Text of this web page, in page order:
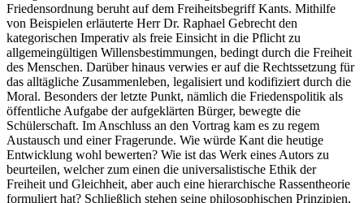
Friedensordnung beruht auf dem Freiheitsbegriff Kants. Mithilfe
von Beispielen erläuterte Herr Dr. Raphael Gebrecht den
kategorischen Imperativ als freie Einsicht in die Pflicht zu
allgemeingültigen Willensbestimmungen, bedingt durch die Freiheit
des Menschen. Darüber hinaus verwies er auf die Rechtssetzung für
das alltägliche Zusammenleben, legalisiert und kodifiziert durch die
Moral. Besonders der letzte Punkt, nämlich die Friedenspolitik als
öffentliche Aufgabe der aufgeklärten Bürger, bewegte die
Schülerschaft. Im Anschluss an den Vortrag kam es zu regem
Austausch und einer Fragerunde. Wie würde Kant die heutige
Entwicklung wohl bewerten? Wie ist das Werk eines Autors zu
beurteilen, welcher zum einen die universalistische Ethik der
Freiheit und Gleichheit, aber auch eine hierarchische Rassentheorie
formuliert hat? Schließlich stehen seine philosophischen Prinzipien,